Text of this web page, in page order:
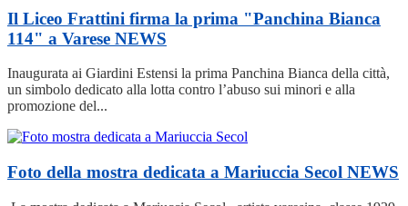
Il Liceo Frattini firma la prima "Panchina Bianca
114" a Varese NEWS
Inaugurata ai Giardini Estensi la prima Panchina Bianca della città,
un simbolo dedicato alla lotta contro l’abuso sui minori e alla
promozione del...
Foto della mostra dedicata a Mariuccia Secol NEWS